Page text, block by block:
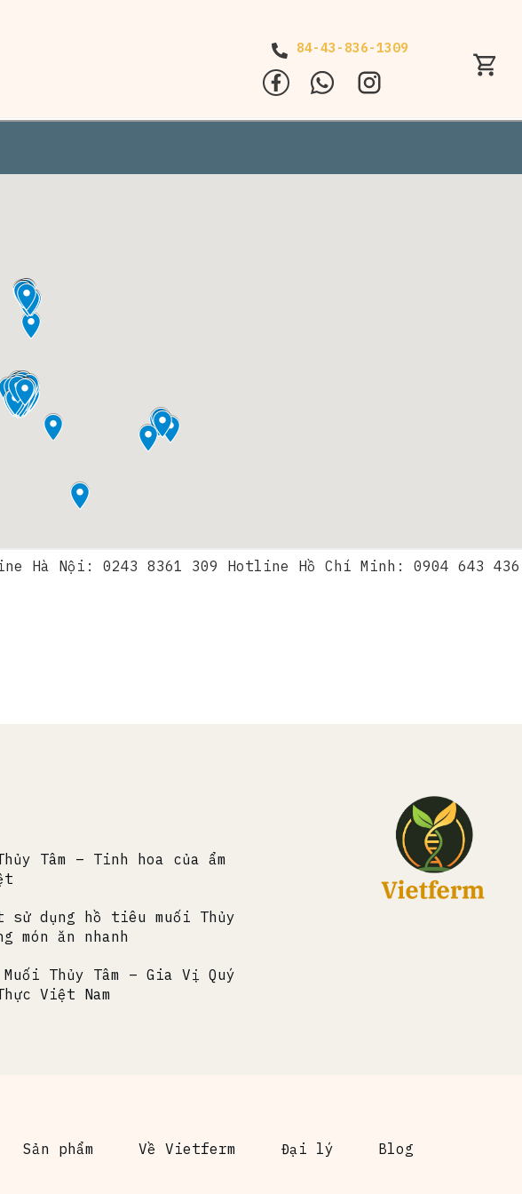
84-43-836-1309
Nội: 0243 8361 309 Hotline Hồ Chí Minh: 0904 643 436
Tâm – Tinh hoa của ẩm
sử dụng hồ tiêu muối Thủy
món ăn nhanh
Thủy Tâm – Gia Vị Quý
Việt Nam
Sản phẩm Về Vietferm Đại lý Blog